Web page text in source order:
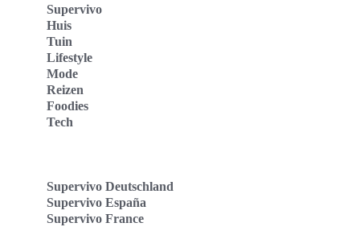
Supervivo
Huis
Tuin
Lifestyle
Mode
Reizen
Foodies
Tech
Supervivo Deutschland
Supervivo España
Supervivo France